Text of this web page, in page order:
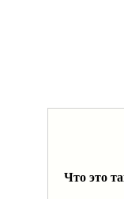
Что это